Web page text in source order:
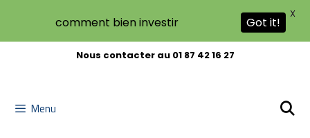
Nous contacter au 01 87 42 16 27
Menu
comment bien investir Got it!
X